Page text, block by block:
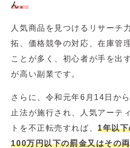
ん。
人気商品を見つけるリサーチ
拓、価格競争の対応、在庫管
ことが多く、初心者が手を出
が高い副業です。
さらに、令和元年6月14日か
止法が施行され、人気アーテ
トを不正転売すれば、1年以
100万円以下の罰金又はその